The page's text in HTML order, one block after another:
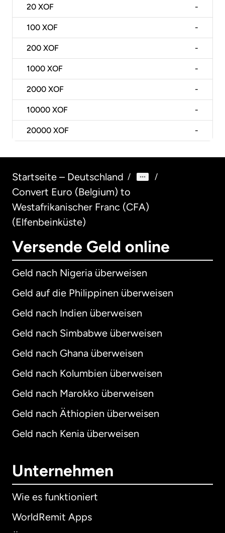
20 XOF -
100 XOF -
200 XOF -
1000 XOF -
2000 XOF -
10000 XOF -
20000 XOF -
Startseite – Deutschland / /
Convert Euro (Belgium) to
Westafrikanischer Franc (CFA)
(Elfenbeinküste)
Versende Geld online
Geld nach Nigeria überweisen
Geld auf die Philippinen überweisen
Geld nach Indien überweisen
Geld nach Simbabwe überweisen
Geld nach Ghana überweisen
Geld nach Kolumbien überweisen
Geld nach Marokko überweisen
Geld nach Äthiopien überweisen
Geld nach Kenia überweisen
Unternehmen
Wie es funktioniert
WorldRemit Apps